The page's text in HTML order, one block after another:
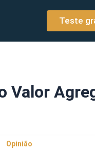
Teste
Valor
Opinião